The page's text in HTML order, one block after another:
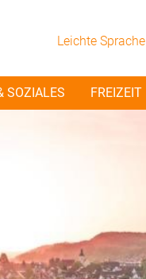
Leichte Sprache
SOZIALES FREIZEIT